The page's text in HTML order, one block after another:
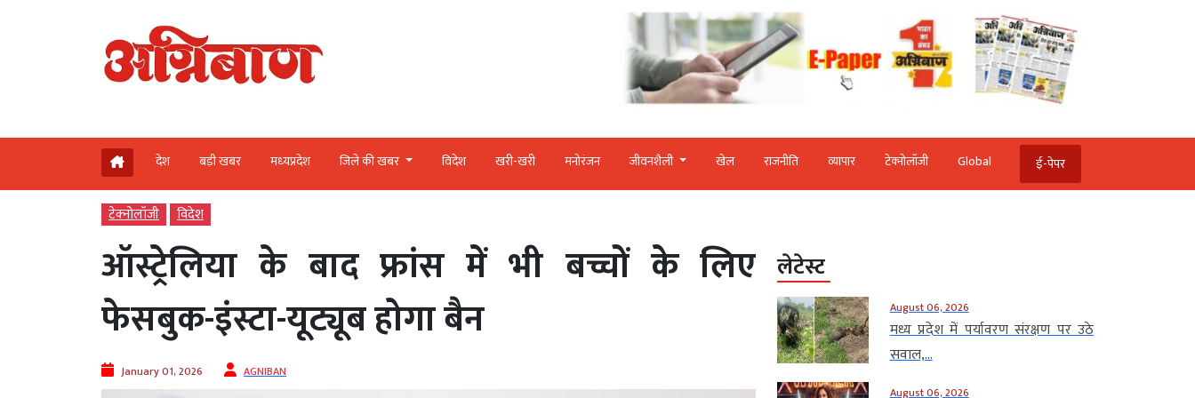
देश बड़ी खबर मध्‍यप्रदेश जिले की खबर विदेश खरी-खरी मनोरंजन जीवनशैली खेल राजनीति व्‍यापार टेक्‍नोलॉजी Global ई-पेपर
टेक्‍नोलॉजी विदेश
ऑस्ट्रेलिया के बाद फ्रांस में भी बच्चों के लिए
फेसबुक-इंस्टा-यूट्यूब होगा बैन
January 01, 2026 AGNIBAN
लेटेस्ट
August 06, 2026
मध्य प्रदेश में पर्यावरण संरक्षण पर उठे
सवाल,...
August 06, 2026